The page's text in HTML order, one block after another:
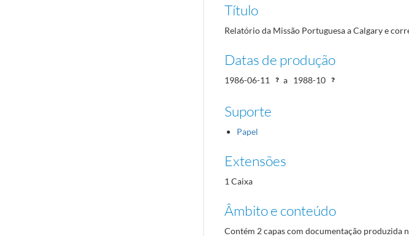
Título
Relatório da Missão Portuguesa a Calgary e
Datas de produção
1986-06-11 a 1988-10
Suporte
Papel
Extensões
1 Caixa
Âmbito e conteúdo
Contém 2 capas com documentação produzida